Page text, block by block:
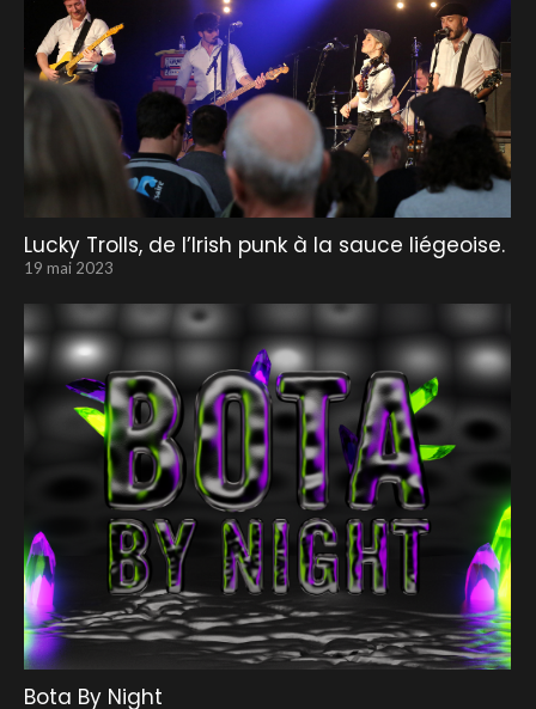
Lucky Trolls, de l’Irish punk à la sauce liégeoise.
19 mai 2023
Bota By Night